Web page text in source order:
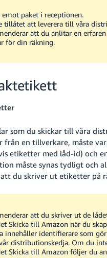
paket i receptionen.
tillåtet att leverera till våra
att du anlitar en
för din räkning.
som du skickar till våra
från en tillverkare, måste
etiketter med låd-id) och
måste synas tydligt och
du skriver ut etiketter på
att du skriver ut de
Skicka till Amazon när du
innehåller identifierare som
distributionskedja. Om du
Skicka till Amazon följer du